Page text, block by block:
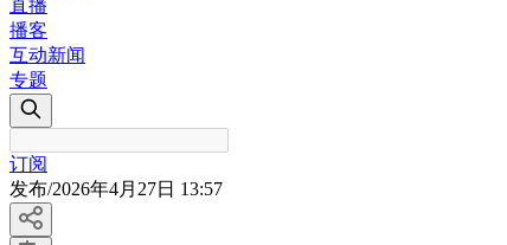
直播
播客
互动新闻
专题
订阅
发布/2026年4月27日 13:57